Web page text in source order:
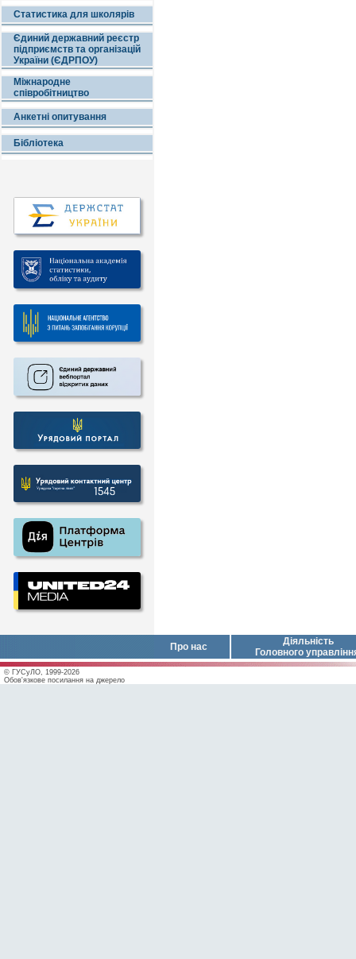
Статистика для школярів
Єдиний державний реєстр
підприємств та організацій
України (ЄДРПОУ)
Міжнародне
співробітництво
Анкетні опитування
Бібліотека
Про нас
Діяльність
Головного
© ГУСуЛО, 1999-2026
Обов'язкове посилання на джерело